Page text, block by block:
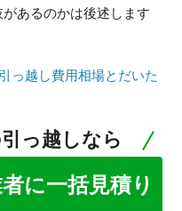
あるのかは後述します
っ越し費用相場とだいた
っ越しなら
に一括見積り